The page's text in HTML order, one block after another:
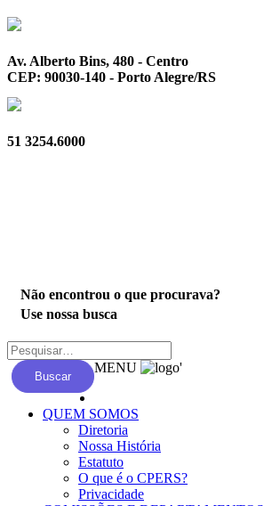
Av. Alberto Bins, 480 - Centro
CEP: 90030-140 - Porto Alegre/RS
51 3254.6000
Não encontrou o que procurava?
Use nossa busca
Buscar
MENU '
QUEM SOMOS
Diretoria
Nossa História
Estatuto
O que é o CPERS?
Privacidade